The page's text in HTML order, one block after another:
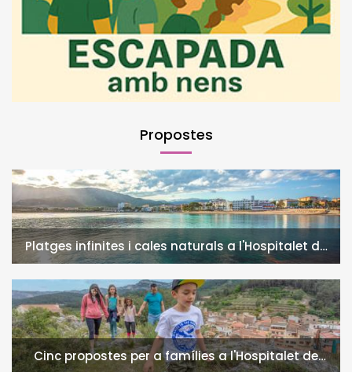
Propostes
Platges infinites i cales naturals a l'Hospitalet de
l'Infant i la Vall de Llors
Cinc propostes per a famílies a l'Hospitalet de